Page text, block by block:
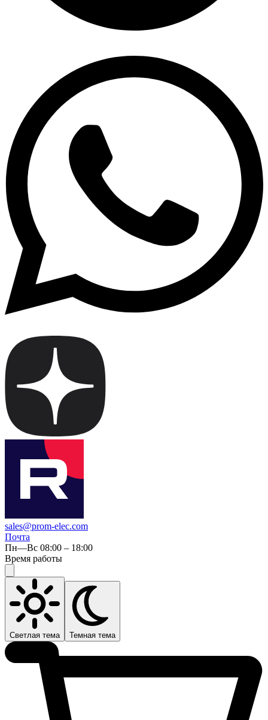
sales@prom-elec.com
Почта
Пн—Вс 08:00 – 18:00
Время работы
Светлая тема Темная тема